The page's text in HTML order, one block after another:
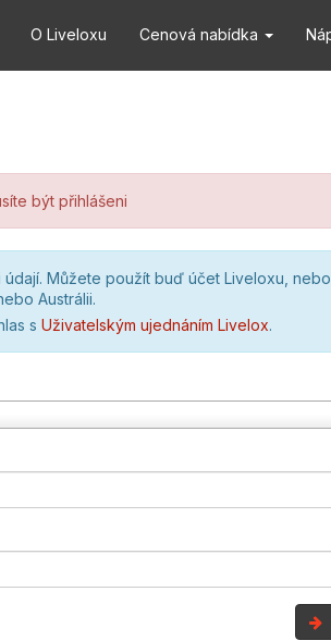
O Liveloxu Cenová nabídka
být přihlášeni
údají. Můžete použít buď účet Liveloxu,
Austrálii.
s Uživatelským ujednáním Livelox.